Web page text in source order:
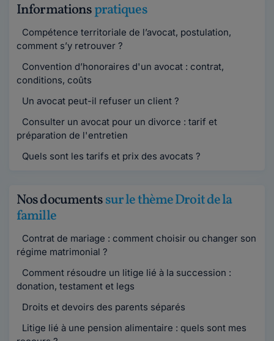
Informationspratiques
Compétence territoriale de l’avocat, postulation,
comment s’y retrouver ?
Convention d’honoraires d'un avocat : contrat,
conditions, coûts
Un avocat peut-il refuser un client ?
Consulter un avocat pour un divorce : tarif et
préparation de l'entretien
Quels sont les tarifs et prix des avocats ?
Nos documentssur le thème Droit de la
famille
Contrat de mariage : comment choisir ou changer son
régime matrimonial ?
Comment résoudre un litige lié à la succession :
donation, testament et legs
Droits et devoirs des parents séparés
Litige lié à une pension alimentaire : quels sont mes